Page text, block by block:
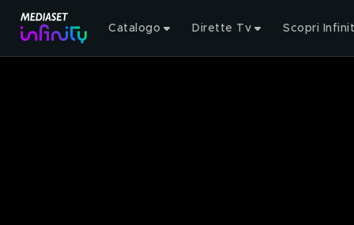
Catalogo Dirette Tv Scopri